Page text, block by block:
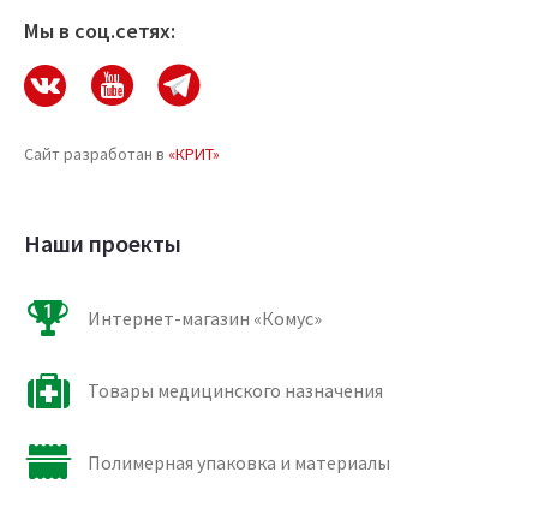
Мы в соц.сетях:
Сайт разработан в «КРИТ»
Наши проекты
Интернет-магазин «Комус»
Товары медицинского назначения
Полимерная упаковка и материалы